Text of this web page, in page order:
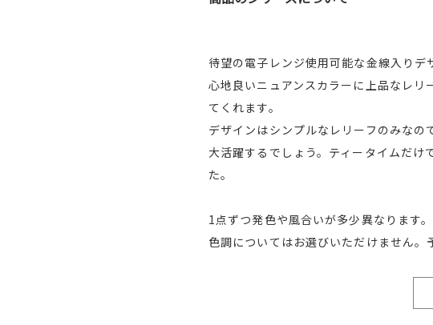
待望の電子レンジ使用可能な金線入りデ
心地良いニュアンスカラーに上品なレリ
てくれます。
デザインはシンプルなレリーフのみな
大活躍するでしょう。ティータイムだけ
た。
1点ずつ発色や風合いが多少異なります。
色調についてはお選びいただけません。